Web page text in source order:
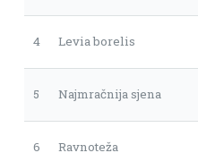
4 Levia borelis
5 Najmračnija sjena
6 Ravnoteža